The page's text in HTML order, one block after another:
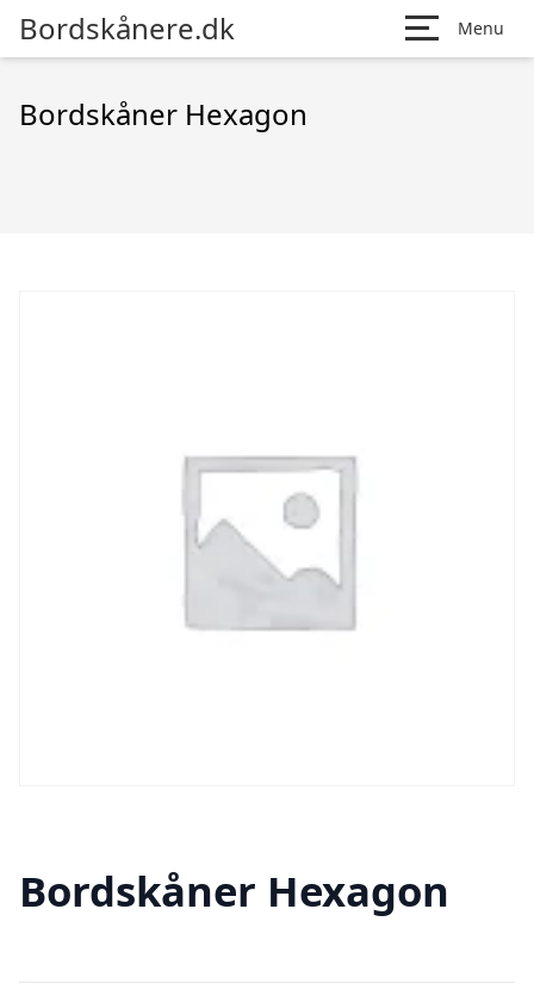
Bordskånere.dk Menu
Bordskåner Hexagon
Bordskåner Hexagon